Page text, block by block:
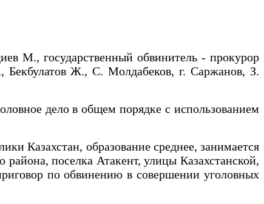
М., государственный обвинитель - прокурор
Ж., С. Молдабеков, г. Саржанов, З.
дело в общем порядке с использованием
Казахстан, образование среднее, занимается
поселка Атакент, улицы Казахстанской,
по обвинению в совершении уголовных